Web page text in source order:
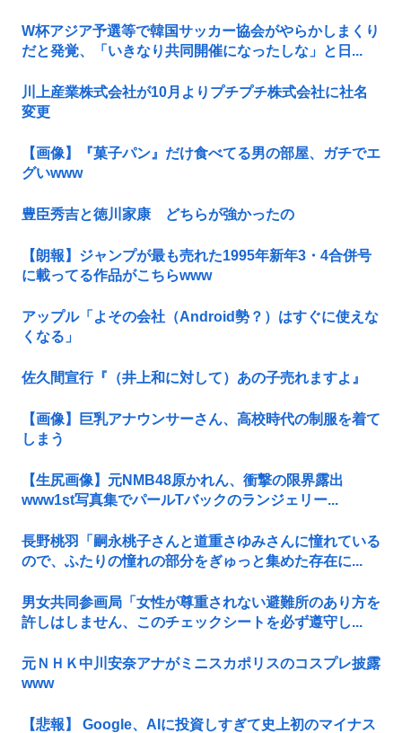
W杯アジア予選等で韓国サッカー協会がやらかしまくり
だと発覚、「いきなり共同開催になったしな」と日...
川上産業株式会社が10月よりプチプチ株式会社に社名
変更
【画像】『菓子パン』だけ食べてる男の部屋、ガチでエ
グいwww
豊臣秀吉と徳川家康 どちらが強かったの
【朗報】ジャンプが最も売れた1995年新年3・4合併号
に載ってる作品がこちらwww
アップル「よその会社（Android勢？）はすぐに使えな
くなる」
佐久間宣行『（井上和に対して）あの子売れますよ』
【画像】巨乳アナウンサーさん、高校時代の制服を着て
しまう
【生尻画像】元NMB48原かれん、衝撃の限界露出
www1st写真集でパールTバックのランジェリー...
長野桃羽「嗣永桃子さんと道重さゆみさんに憧れている
ので、ふたりの憧れの部分をぎゅっと集めた存在に...
男女共同参画局「女性が尊重されない避難所のあり方を
許しはしません、このチェックシートを必ず遵守し...
元ＮＨＫ中川安奈アナがミニスカポリスのコスプレ披露
www
【悲報】 Google、AIに投資しすぎて史上初のマイナス